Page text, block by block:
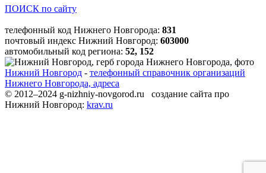
ПОИСК по сайту
телефонный код Нижнего Новгорода: 831
почтовый индекс Нижний Новгород: 603000
автомобильный код региона: 52, 152
Нижний Новгород - телефонный справочник организаций
Нижнего Новгорода, адреса
© 2012–2024 g-nizhniy-novgorod.ru создание сайта про
Нижний Новгород: krav.ru